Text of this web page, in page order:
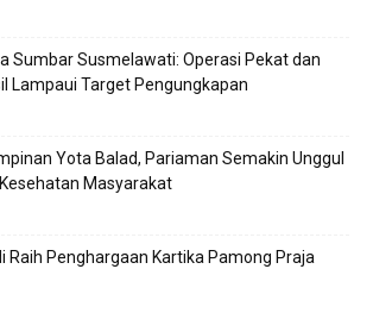
Sumbar Susmelawati: Operasi Pekat dan
Lampaui Target Pengungkapan
Yota Balad, Pariaman Semakin Unggul
Masyarakat
Raih Penghargaan Kartika Pamong Praja